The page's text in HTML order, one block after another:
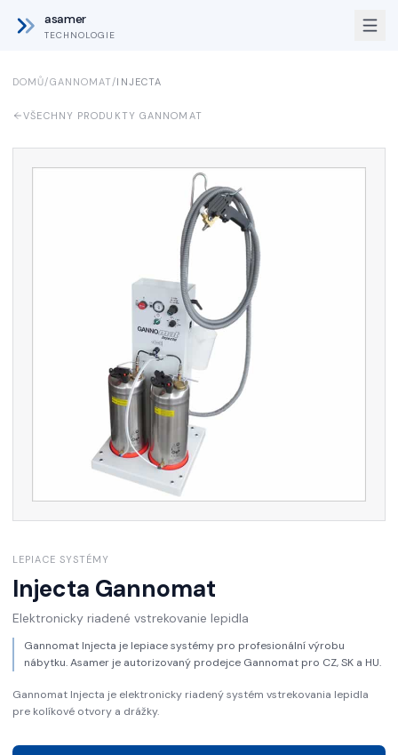
asamer
TECHNOLOGIE
DOMŮ/GANNOMAT/INJECTA
VŠECHNY PRODUKTY GANNOMAT
LEPIACE SYSTÉMY
Injecta Gannomat
Elektronicky riadené vstrekovanie lepidla
Gannomat Injecta je lepiace systémy pro profesionální výrobu
nábytku. Asamer je autorizovaný prodejce Gannomat pro CZ, SK a HU.
Gannomat Injecta je elektronicky riadený systém vstrekovania lepidla
pre kolíkové otvory a drážky.